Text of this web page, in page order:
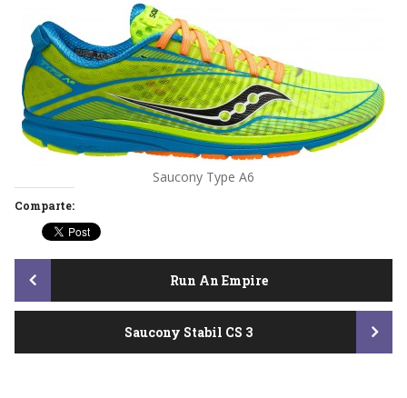
Saucony Type A6
Comparte:
Post
navigation
Run An Empire
Saucony Stabil CS 3